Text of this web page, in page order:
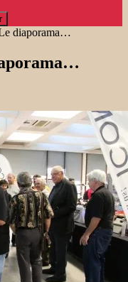
diaporama…